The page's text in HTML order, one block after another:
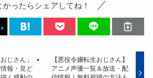
かったらシェアしてね！
じさん」
報・見ど
【悪役令嬢転生おじさん】
アニメ声優一覧＆放送・配